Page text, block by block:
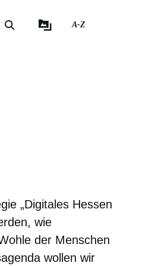
A-Z
„Digitales Hessen
wie
der Menschen
wollen wir